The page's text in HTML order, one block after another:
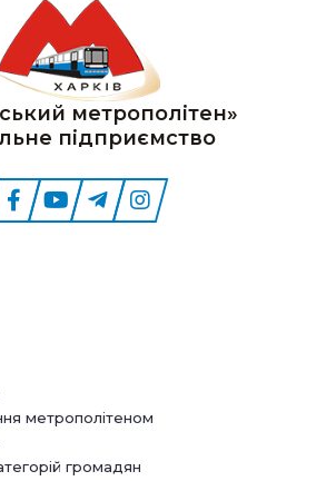
метрополітен»
підприємство
метрополітеном
громадян